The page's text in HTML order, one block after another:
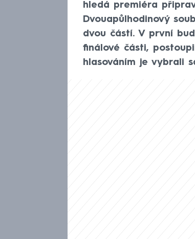
hledá premiéra
Dvouapůlhodinový
dvou částí. V první
finálové části,
hlasováním je vybrali